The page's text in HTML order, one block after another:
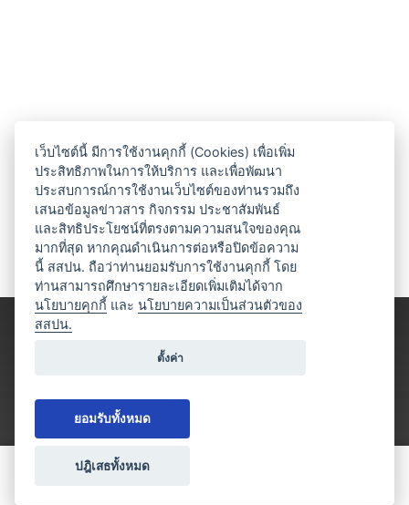
เว็บไซต์นี้ มีการใช้งานคุกกี้ (Cookies) เพื่อเพิ่ม
ประสิทธิภาพในการให้บริการ และเพื่อพัฒนา
ประสบการณ์การใช้งานเว็บไซต์ของท่านรวมถึง
เสนอข้อมูลข่าวสาร กิจกรรม ประชาสัมพันธ์
และสิทธิประโยชน์ที่ตรงตามความสนใจของคุณ
มากที่สุด หากคุณดำเนินการต่อหรือปิดข้อความ
นี้ สสปน. ถือว่าท่านยอมรับการใช้งานคุกกี้ โดย
ท่านสามารถศึกษารายละเอียดเพิ่มเติมได้จาก
นโยบายคุกกี้ และนโยบายความเป็นส่วนตัวของ
สสปน.
ตั้งค่า
ยอมรับทั้งหมด
ปฎิเสธทั้งหมด